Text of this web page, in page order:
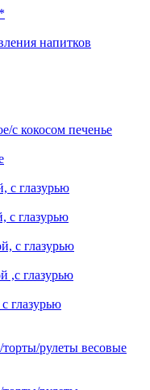
напитков
с кокосом печенье
с глазурью
с глазурью
с глазурью
,с глазурью
глазурью
рулеты весовые